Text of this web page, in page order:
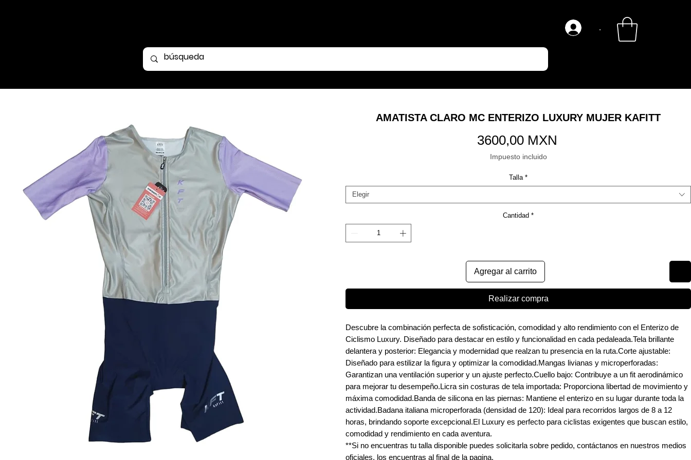
.
AMATISTA CLARO MC ENTERIZO LUXURY MUJER KAFITT
3600,00 MXN
Impuesto incluido
Talla *
Elegir
Cantidad *
Agregar al carrito
Realizar compra
Descubre la combinación perfecta de sofisticación, comodidad y alto rendimiento con el Enterizo de
Ciclismo Luxury. Diseñado para destacar en estilo y funcionalidad en cada pedaleada.Tela brillante
delantera y posterior: Elegancia y modernidad que realzan tu presencia en la ruta.Corte ajustable:
Diseñado para estilizar la figura y optimizar la comodidad.Mangas livianas y microperforadas:
Garantizan una ventilación superior y un ajuste perfecto.Cuello bajo: Contribuye a un fit aerodinámico
para mejorar tu desempeño.Licra sin costuras de tela importada: Proporciona libertad de movimiento y
máxima comodidad.Banda de silicona en las piernas: Mantiene el enterizo en su lugar durante toda la
actividad.Badana italiana microperforada (densidad de 120): Ideal para recorridos largos de 8 a 12
horas, brindando soporte excepcional.El Luxury es perfecto para ciclistas exigentes que buscan estilo,
comodidad y rendimiento en cada aventura.
**Si no encuentras tu talla disponible puedes solicitarla sobre pedido, contáctanos en nuestros medios
oficiales, los encuentras al final de la pagina.